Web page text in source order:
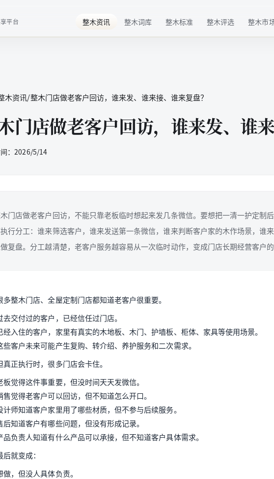
平台 整木资讯
行业活动
整木后市场
整木词库
品牌百科
高定生活
整木标准
标准共建
整木评选 整木市
木资讯/整木门店做老客户回访，谁来发、谁来接、谁来复盘？
门店做老客户回访，谁来发、谁
：2026/5/14
门店做老客户回访，不能只靠老板临时想起来发几条微信。要想把一清一护定制
行分工：谁来筛选客户，谁来发送第一条微信，谁来判断客户家的木作场景，谁
复盘。分工越清楚，老客户服务越容易从一次临时动作，变成门店长期经营客户的
多整木门店、全屋定制门店都知道老客户很重要。
去交付过的客户，已经信任过门店。
经入住的客户，家里有真实的木地板、木门、护墙板、柜体、家具等使用场景。
些客户未来可能产生复购、转介绍、养护服务和二次需求。
真正执行时，很多门店会卡住。
板觉得这件事重要，但没时间天天发微信。
售觉得老客户可以回访，但不知道怎么开口。
计师知道客户家里用了哪些材质，但不参与后续服务。
后知道客户有哪些问题，但没有形成记录。
品负责人知道有什么产品可以承接，但不知道客户具体需求。
后就变成：
做，但没人具体负责。